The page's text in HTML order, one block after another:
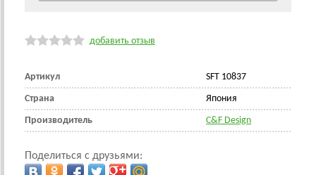
добавить отзыв
Артикул SFT 10837
Страна Япония
Производитель C&F Design
Поделиться с друзьями: